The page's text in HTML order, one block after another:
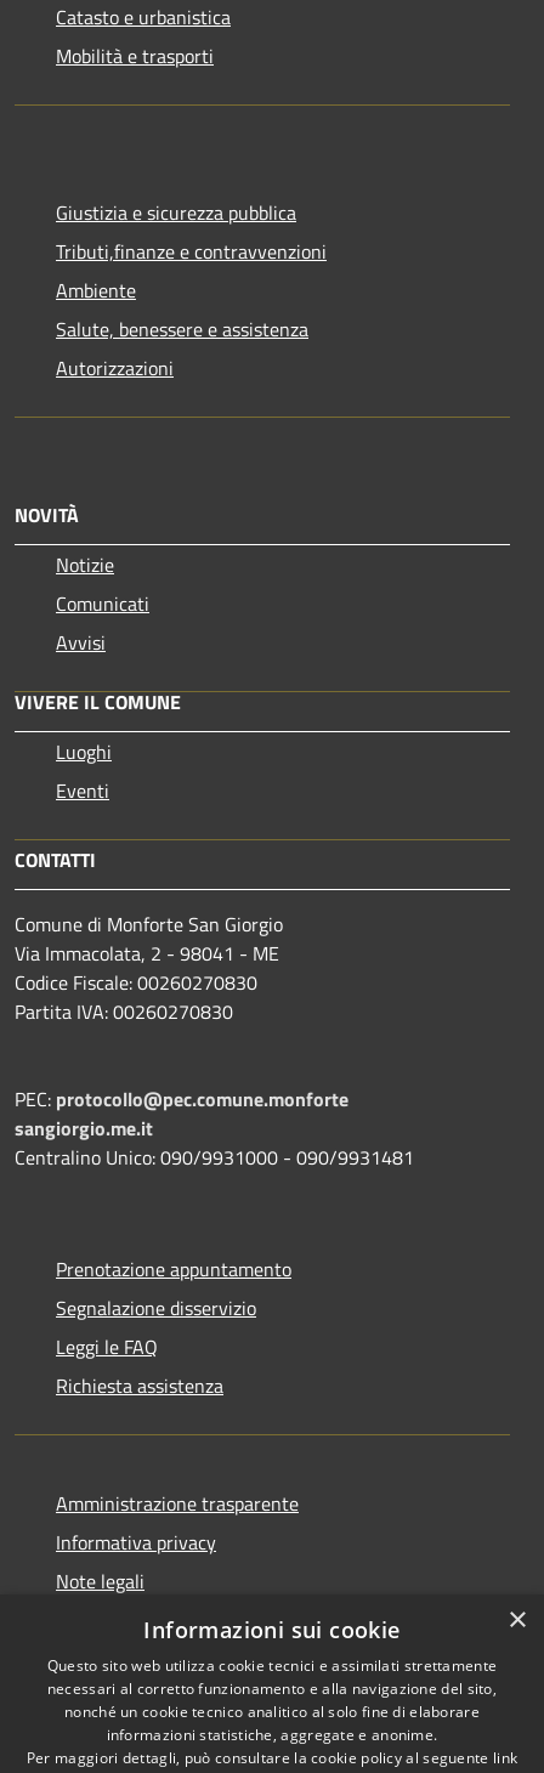
Catasto e urbanistica
Mobilità e trasporti
Giustizia e sicurezza pubblica
Tributi,finanze e contravvenzioni
Ambiente
Salute, benessere e assistenza
Autorizzazioni
NOVITÀ
Notizie
Comunicati
Avvisi
VIVERE IL COMUNE
Luoghi
Eventi
CONTATTI
Comune di Monforte San Giorgio
Via Immacolata, 2 - 98041 - ME
Codice Fiscale: 00260270830
Partita IVA: 00260270830
PEC: protocollo@pec.comune.monforte
sangiorgio.me.it
Centralino Unico: 090/9931000 - 090/9931481
Prenotazione appuntamento
Segnalazione disservizio
Leggi le FAQ
Richiesta assistenza
Amministrazione trasparente
Informativa privacy
Note legali
Dichiarazione di accessibilità
Copyright © 2026 • Comune di
×
Informazioni sui cookie
Questo sito web utilizza cookie tecnici e assimilati strettamente
necessari al corretto funzionamento e alla navigazione del sito,
nonché un cookie tecnico analitico al solo fine di elaborare
informazioni statistiche, aggregate e anonime.
Per maggiori dettagli, può consultare la cookie policy al seguente link